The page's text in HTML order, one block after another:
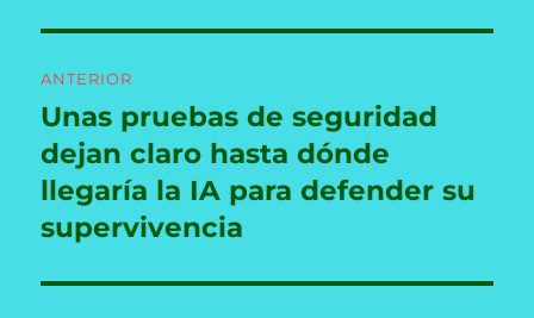
de
entradas
ANTERIOR
Entrada
anterior:
Unas pruebas de seguridad
dejan claro hasta dónde
llegaría la IA para defender su
supervivencia